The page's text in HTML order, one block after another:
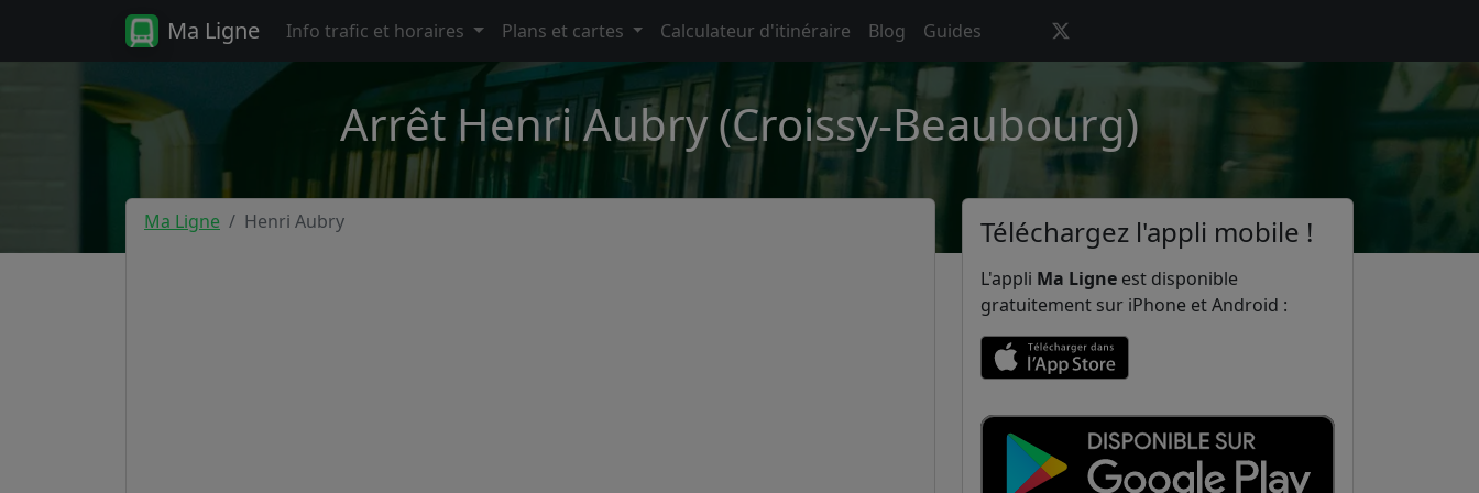
Ma Ligne Info trafic et horaires Plans et cartes Calculateur d'itinéraire Blog Guides
Arrêt Henri Aubry (Croissy-Beaubourg)
Ma Ligne Henri Aubry Téléchargez l'appli mobile !
L'appli Ma Ligne est disponible
gratuitement sur iPhone et Android :